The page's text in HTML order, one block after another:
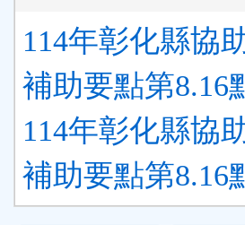
114年彰化縣協
補助要點第8.16
114年彰化縣協
補助要點第8.16